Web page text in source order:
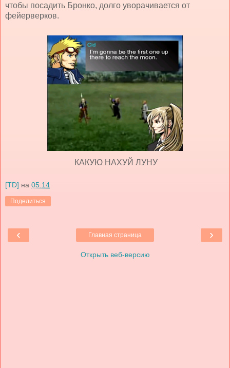
чтобы посадить Бронко, долго уворачивается от
фейерверков.
КАКУЮ НАХУЙ ЛУНУ
[TD] на 05:14
Поделиться
‹ ›
Главная страница
Открыть веб-версию